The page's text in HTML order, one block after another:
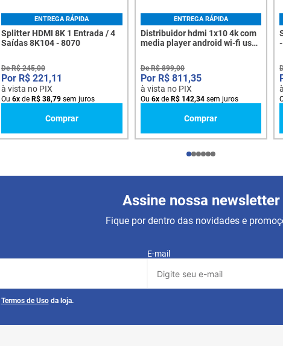
ENTREGA RÁPIDA
Splitter HDMI 8K 1 Entrada / 4
Saídas 8K104 - 8070
DeR$ 245,00
R$ 221,11
à vista no PIX
Ou 6xde R$ 38,79sem juros
Comprar
ENTREGA RÁPIDA
Distribuidor hdmi 1x10 4k com
media player android wi-fi usb
DeR$ 899,00
R$ 811,35
à vista no PIX
Ou 6xde R$ 142,34sem juros
Comprar
Assine nossa newsletter
Fique por dentro das novidades e
E-mail
Termos de Uso da loja.